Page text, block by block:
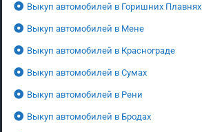
Выкуп автомобилей в Горишних Плавнях
Выкуп автомобилей в Мене
Выкуп автомобилей в Краснограде
Выкуп автомобилей в Сумах
Выкуп автомобилей в Рени
Выкуп автомобилей в Бродах